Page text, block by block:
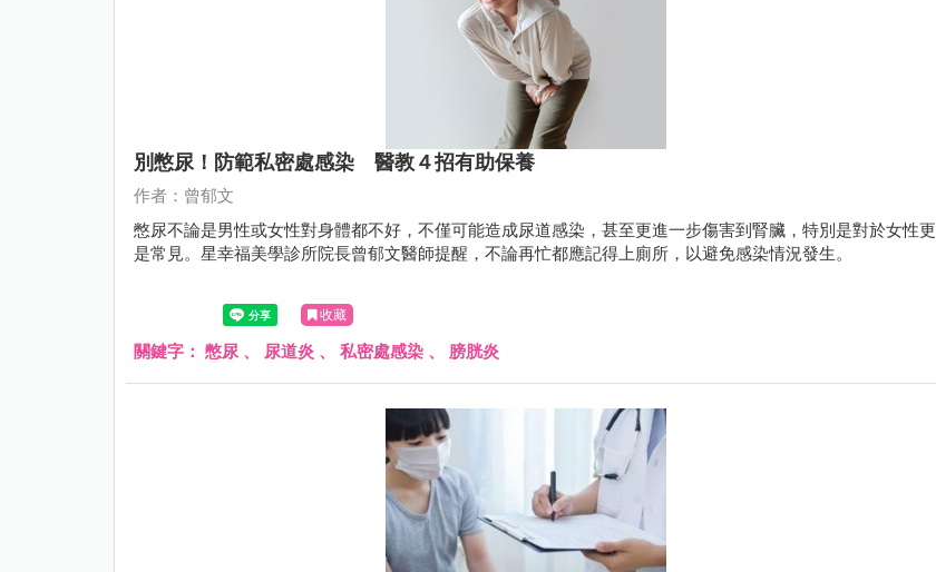
別憋尿！防範私密處感染 醫教４招有助保養
作者：曾郁文
憋尿不論是男性或女性對身體都不好，不僅可能造成尿道感染，甚至更進一步傷害到腎臟，特別是對於女性更
是常見。星幸福美學診所院長曾郁文醫師提醒，不論再忙都應記得上廁所，以避免感染情況發生。
收藏
關鍵字： 憋尿 、 尿道炎 、 私密處感染 、 膀胱炎